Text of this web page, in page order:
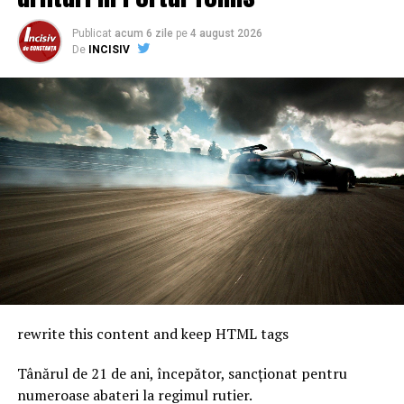
niște alocări suplimentare în așa fel încât să poată să
asigure fluența plăților în următoarele luni”, a mai spus
premierul.
Publicat acum 6 zile pe 4 august 2026
De INCISIV
rewrite this content and keep HTML tags
Tânărul de 21 de ani, începător, sancționat pentru
numeroase abateri la regimul rutier.